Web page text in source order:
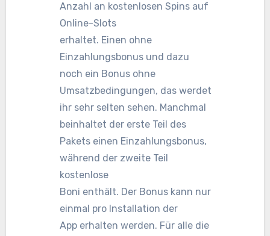
Anzahl an kostenlosen Spins auf
Online-Slots
erhaltet. Einen ohne
Einzahlungsbonus und dazu
noch ein Bonus ohne
Umsatzbedingungen, das werdet
ihr sehr selten sehen. Manchmal
beinhaltet der erste Teil des
Pakets einen Einzahlungsbonus,
während der zweite Teil
kostenlose
Boni enthält. Der Bonus kann nur
einmal pro Installation der
App erhalten werden. Für alle die